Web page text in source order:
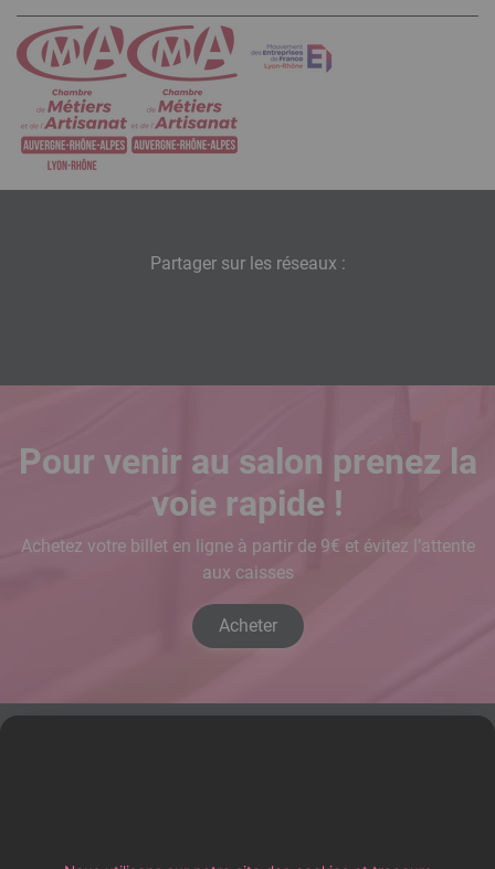
Partager sur les réseaux :
Pour venir au salon prenez la
voie rapide !
Achetez votre billet en ligne à partir de 9€ et évitez l’attente
aux caisses
Acheter